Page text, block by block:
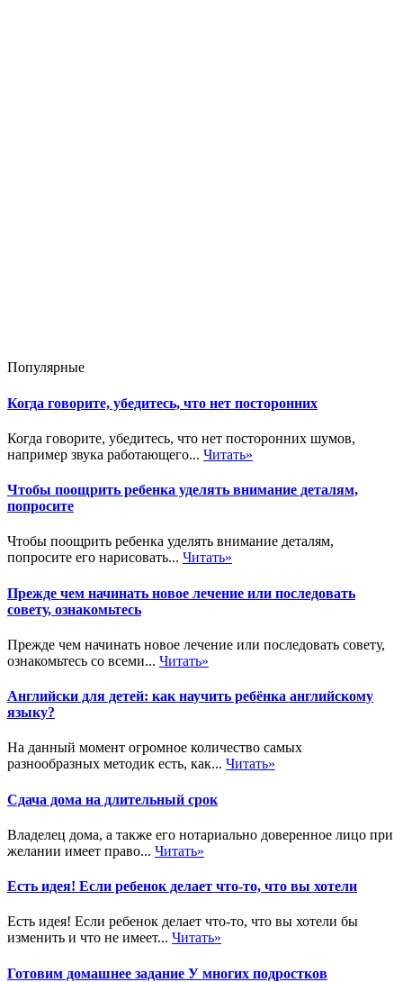
Популярные
Когда говорите, убедитесь, что нет посторонних
Когда говорите, убедитесь, что нет посторонних шумов,
например звука работающего... Читать»
Чтобы поощрить ребенка уделять внимание деталям,
попросите
Чтобы поощрить ребенка уделять внимание деталям,
попросите его нарисовать... Читать»
Прежде чем начинать новое лечение или последовать
совету, ознакомьтесь
Прежде чем начинать новое лечение или последовать совету,
ознакомьтесь со всеми... Читать»
Английски для детей: как научить ребёнка английскому
языку?
На данный момент огромное количество самых
разнообразных методик есть, как... Читать»
Сдача дома на длительный срок
Владелец дома, а также его нотариально доверенное лицо при
желании имеет право... Читать»
Есть идея! Если ребенок делает что-то, что вы хотели
Есть идея! Если ребенок делает что-то, что вы хотели бы
изменить и что не имеет... Читать»
Готовим домашнее задание У многих подростков